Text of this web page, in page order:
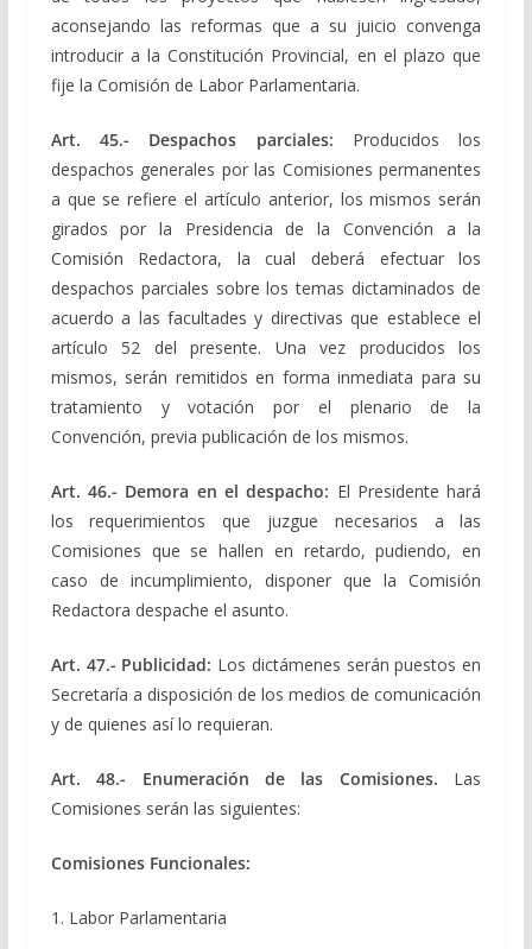
aconsejando las reformas que a su juicio convenga
introducir a la Constitución Provincial, en el plazo que
fije la Comisión de Labor Parlamentaria.
Art. 45.- Despachos parciales: Producidos los
despachos generales por las Comisiones permanentes
a que se refiere el artículo anterior, los mismos serán
girados por la Presidencia de la Convención a la
Comisión Redactora, la cual deberá efectuar los
despachos parciales sobre los temas dictaminados de
acuerdo a las facultades y directivas que establece el
artículo 52 del presente. Una vez producidos los
mismos, serán remitidos en forma inmediata para su
tratamiento y votación por el plenario de la
Convención, previa publicación de los mismos.
Art. 46.- Demora en el despacho: El Presidente hará
los requerimientos que juzgue necesarios a las
Comisiones que se hallen en retardo, pudiendo, en
caso de incumplimiento, disponer que la Comisión
Redactora despache el asunto.
Art. 47.- Publicidad: Los dictámenes serán puestos en
Secretaría a disposición de los medios de comunicación
y de quienes así lo requieran.
Art. 48.- Enumeración de las Comisiones. Las
Comisiones serán las siguientes:
Comisiones Funcionales:
1. Labor Parlamentaria